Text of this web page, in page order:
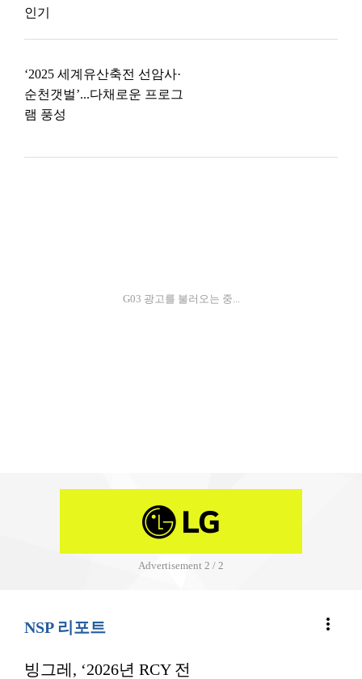
인기
‘2025 세계유산축전 선암사·
순천갯벌’...다채로운 프로그
램 풍성
G03 광고를 불러오는 중...
Advertisement 2 / 2
NSP 리포트 more_vert
빙그레, ‘2026년 RCY 전